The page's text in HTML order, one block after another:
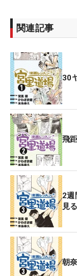
関連記事
30
飛
2週
見る
朝